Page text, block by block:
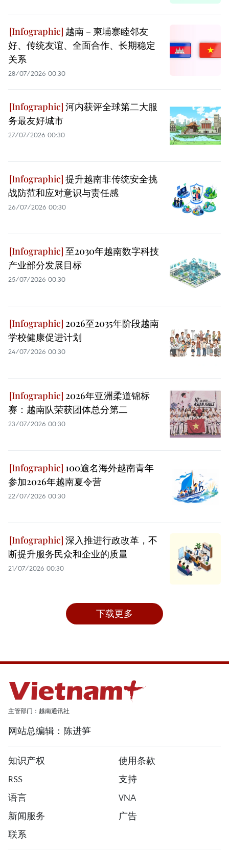
越南－柬埔寨睦邻友
好、传统友谊、全面合作、长期稳定
关系
28/07/2026 00:30
河内获评全球第二大服
务最友好城市
27/07/2026 00:30
提升越南非传统安全挑
战防范和应对意识与责任感
26/07/2026 00:30
至2030年越南数字科技
产业部分发展目标
25/07/2026 00:30
2026至2035年阶段越南
学校健康促进计划
24/07/2026 00:30
2026年亚洲柔道锦标
赛：越南队荣获团体总分第二
23/07/2026 00:30
100逾名海外越南青年
参加2026年越南夏令营
22/07/2026 00:30
深入推进行政改革，不
断提升服务民众和企业的质量
21/07/2026 00:30
下载更多
主管部门：越南通讯社
网站总编辑：陈进笋
知识产权
使用条款
RSS
支持
语言
VNA
新闻服务
广告
联系